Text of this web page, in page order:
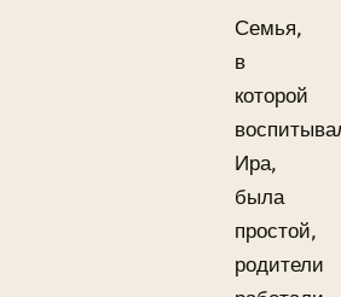
Семья,
в
которой
Ира,
была
простой,
родители